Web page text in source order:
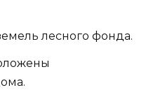
лесного фонда.